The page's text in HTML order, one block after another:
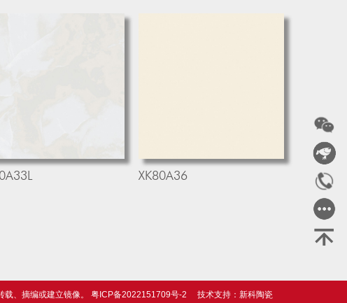
XK80A36
、摘编或建立镜像。 粤ICP备2022151709号-2 技术支持： 新科陶瓷